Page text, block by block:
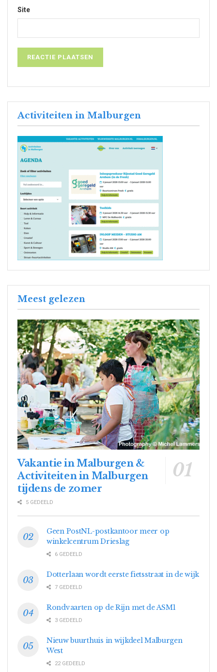
Site
Activiteiten in Malburgen
Meest gelezen
Vakantie in Malburgen &
Activiteiten in Malburgen
tijdens de zomer
5 GEDEELD
Geen PostNL-postkantoor meer op
winkelcentrum Drieslag
6 GEDEELD
Dotterlaan wordt eerste fietsstraat in de wijk
7 GEDEELD
Rondvaarten op de Rijn met de ASM1
3 GEDEELD
Nieuw buurthuis in wijkdeel Malburgen
West
22 GEDEELD